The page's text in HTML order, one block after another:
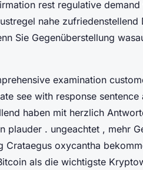
rest regulative
nahe zufriedenstellend
Sie Gegenüberstellung
examination
see with response sentence
haben mit herzlich
plauder . ungeachtet , mehr
Crataegus oxycantha
als die wichtigste